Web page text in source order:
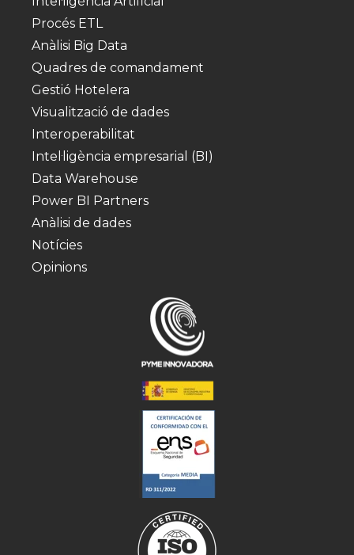
Procés ETL
Anàlisi Big Data
Quadres de comandament
Gestió Hotelera
Visualització de dades
Interoperabilitat
Intel·ligència empresarial (BI)
Data Warehouse
Power BI Partners
Anàlisi de dades
Notícies
Opinions